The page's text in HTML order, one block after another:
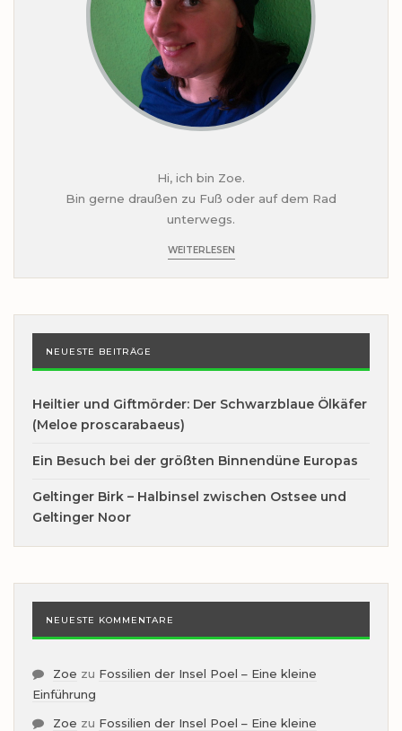
Hi, ich bin Zoe.
Bin gerne draußen zu Fuß oder auf dem Rad
unterwegs.
WEITERLESEN
NEUESTE BEITRÄGE
Heiltier und Giftmörder: Der Schwarzblaue Ölkäfer
(Meloe proscarabaeus)
Ein Besuch bei der größten Binnendüne Europas
Geltinger Birk – Halbinsel zwischen Ostsee und
Geltinger Noor
NEUESTE KOMMENTARE
Zoe zu Fossilien der Insel Poel – Eine kleine
Einführung
Zoe zu Fossilien der Insel Poel – Eine kleine